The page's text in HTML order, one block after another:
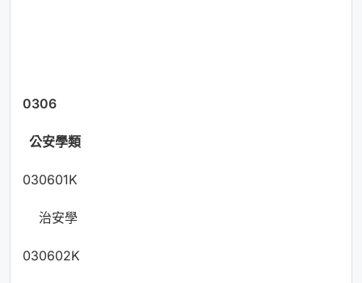
0306
公安學類
030601K
治安學
030602K